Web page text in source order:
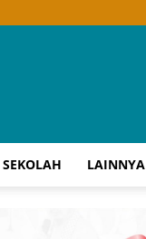
SEKOLAH LAINNYA